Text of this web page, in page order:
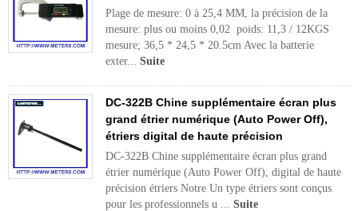
Plage de mesure: 0 à 25,4 MM, la précision de la
mesure: plus ou moins 0,02 poids: 11,3 / 12KGS
mesure; 36,5 * 24,5 * 20.5cm Avec la batterie
exter... Suite
DC-322B Chine supplémentaire écran plus
grand étrier numérique (Auto Power Off),
étriers digital de haute précision
DC-322B Chine supplémentaire écran plus grand
étrier numérique (Auto Power Off), digital de haute
précision étriers Notre Un type étriers sont conçus
pour les professionnels u ... Suite